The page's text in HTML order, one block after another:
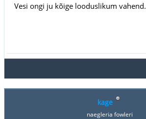
Vesi ongi ju kõige looduslikum vahend.
kage
naegleria fowleri